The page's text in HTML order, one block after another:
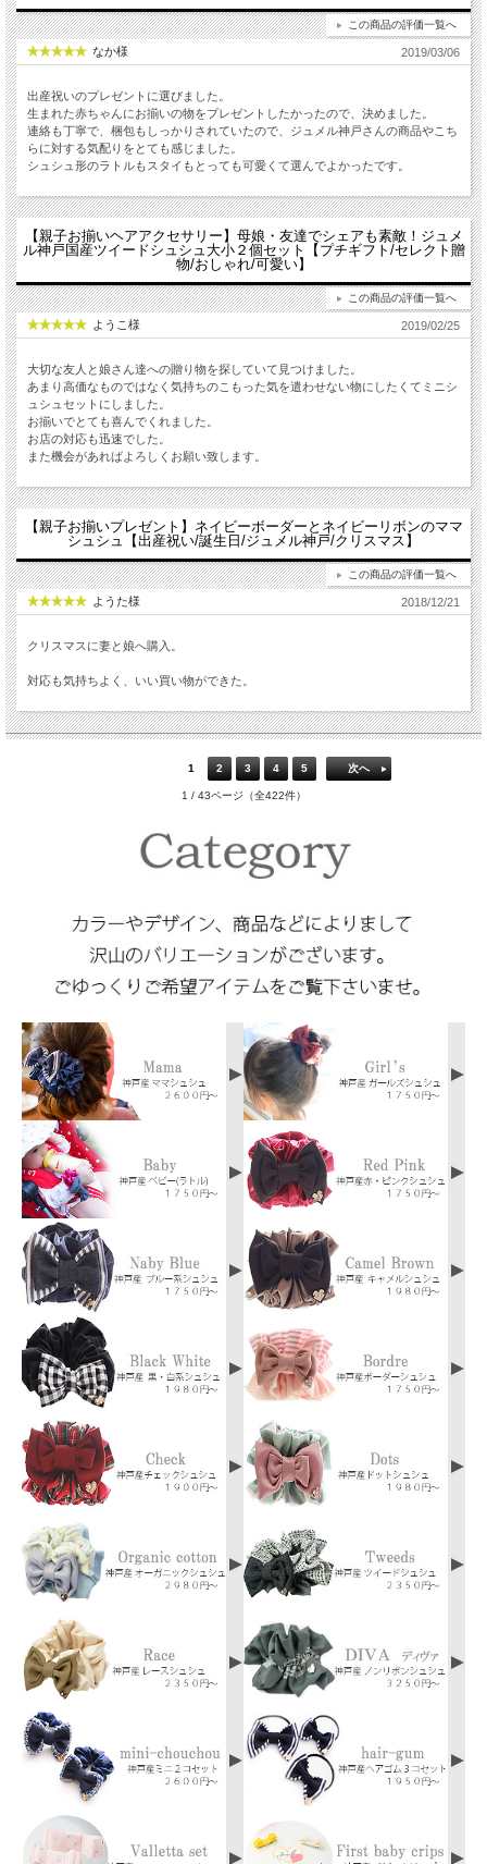
この商品の評価一覧へ
なか様 2019/03/06
出産祝いのプレゼントに選びました。
生まれた赤ちゃんにお揃いの物をプレゼントしたかったので、決めました。
連絡も丁寧で、梱包もしっかりされていたので、ジュメル神戸さんの商品やこち
らに対する気配りをとても感じました。
シュシュ形のラトルもスタイもとっても可愛くて選んでよかったです。
【親子お揃いヘアアクセサリー】母娘・友達でシェアも素敵！ジュメ
ル神戸国産ツイードシュシュ大小２個セット【プチギフト/セレクト贈
物/おしゃれ/可愛い】
この商品の評価一覧へ
ようこ様 2019/02/25
大切な友人と娘さん達への贈り物を探していて見つけました。
あまり高価なものではなく気持ちのこもった気を遣わせない物にしたくてミニシ
ュシュセットにしました。
お揃いでとても喜んでくれました。
お店の対応も迅速でした。
また機会があればよろしくお願い致します。
【親子お揃いプレゼント】ネイビーボーダーとネイビーリボンのママ
シュシュ【出産祝い/誕生日/ジュメル神戸/クリスマス】
この商品の評価一覧へ
ようた様 2018/12/21
クリスマスに妻と娘へ購入。
対応も気持ちよく、いい買い物ができた。
1 2 3 4 5 次へ
1 / 43ページ（全422件）